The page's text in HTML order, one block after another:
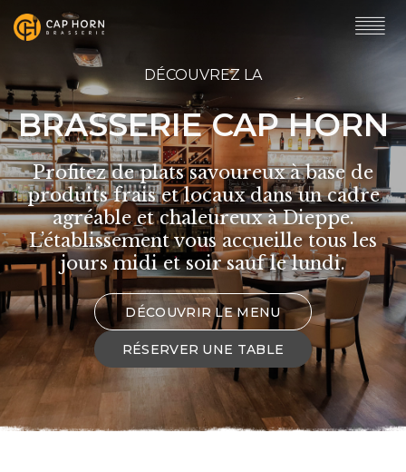
DÉCOUVREZ LA
BRASSERIE CAP HORN
Profitez de plats savoureux à base de
produits frais et locaux dans un cadre
agréable et chaleureux à Dieppe.
L’établissement vous accueille tous les
jours midi et soir sauf le lundi.
DÉCOUVRIR LE MENU
RÉSERVER UNE TABLE